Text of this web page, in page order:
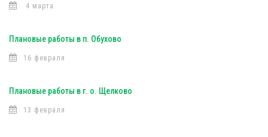
4 марта
Плановые работы в п. Обухово
16 февраля
Плановые работы в г. о. Щелково
13 февраля